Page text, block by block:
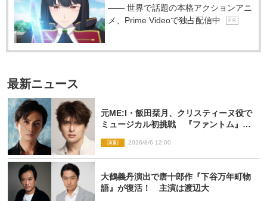
―― 世界で話題の本格アクションアニ
メ、Prime Videoで独占配信中
P R
最新ニュース
元ME:I・飯田栞月、クリスティーヌ役で
ミュージカル初挑戦 『ファントム』
演劇 2026/8/6 12:00
大鶴義丹演出で唐十郎作『下谷万年町物
語』が復活！ 主演は渡辺大